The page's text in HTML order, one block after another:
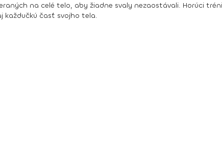
na celé telo, aby žiadne svaly nezaostávali. Horúci
každučkú časť svojho tela.